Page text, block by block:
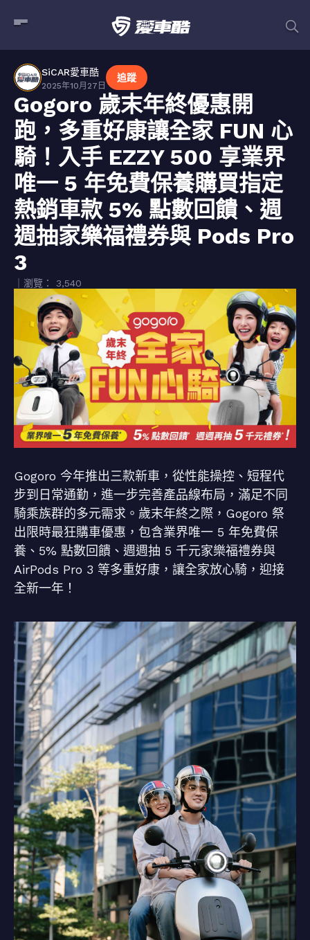
SiCAR愛車酷
2025年10月27日
追蹤
Gogoro 歲末年終優惠開
跑，多重好康讓全家 FUN 心
騎！入手 EZZY 500 享業界
唯一 5 年免費保養購買指定
熱銷車款 5% 點數回饋、週
週抽家樂福禮券與 Pods Pro
3
｜瀏覽： 3,540
Gogoro 今年推出三款新車，從性能操控、短程代
步到日常通勤，進一步完善產品線布局，滿足不同
騎乘族群的多元需求。歲末年終之際，Gogoro 祭
出限時最狂購車優惠，包含業界唯一 5 年免費保
養、5% 點數回饋、週週抽 5 千元家樂福禮券與
AirPods Pro 3 等多重好康，讓全家放心騎，迎接
全新一年！